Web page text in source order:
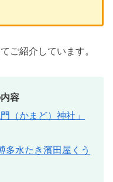
ご紹介しています。
容
（かまど）神社」
多水たき濱田屋くう